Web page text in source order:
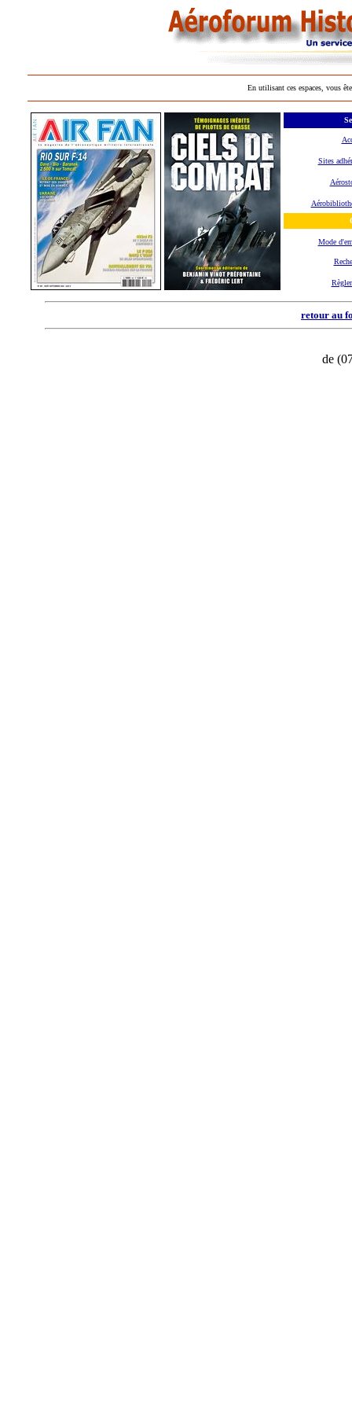
En utilisant ces espaces, vous
Sites
Mode
retour au
de